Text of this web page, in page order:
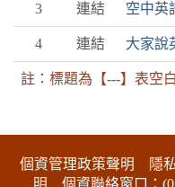
3 連結 空中英
4 連結 大家說
註：標題為【---】表空
個資管理政策聲明 隱
明 個資聯絡窗口：